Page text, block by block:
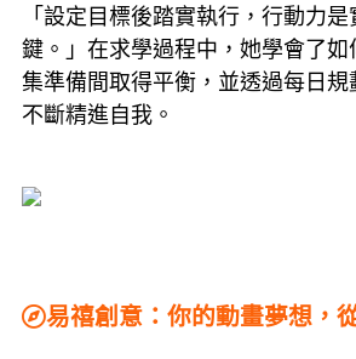
「設定目標後踏實執行，行動力
鍵。」在求學過程中，她學會了如
集準備間取得平衡，並透過每日規
不斷精進自我。
易禧創意：你的動畫夢想，